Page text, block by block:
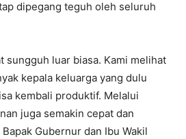
dipegang teguh oleh seluruh
sungguh luar biasa. Kami melihat
kepala keluarga yang dulu
kembali produktif. Melalui
juga semakin cepat dan
Gubernur dan Ibu Wakil